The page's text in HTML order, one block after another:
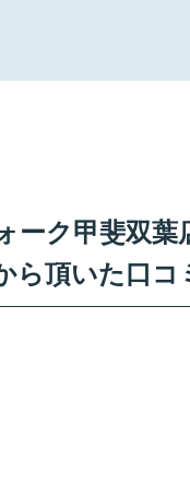
ーク甲斐双
ら頂いた口コ